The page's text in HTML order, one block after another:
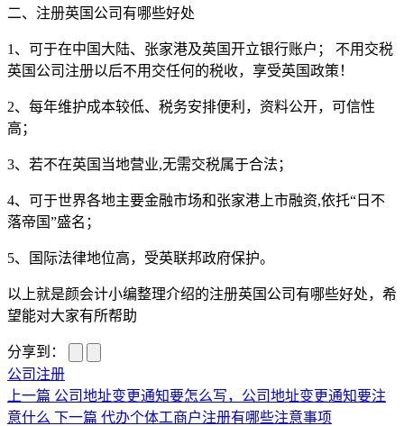
二、注册英国公司有哪些好处
1、可于在中国大陆、张家港及英国开立银行账户； 不用交税
英国公司注册以后不用交任何的税收，享受英国政策！
2、每年维护成本较低、税务安排便利，资料公开，可信性
高；
3、若不在英国当地营业,无需交税属于合法；
4、可于世界各地主要金融市场和张家港上市融资,依托“日不
落帝国”盛名；
5、国际法律地位高，受英联邦政府保护。
以上就是颜会计小编整理介绍的注册英国公司有哪些好处，希
望能对大家有所帮助
分享到：
公司注册
上一篇 公司地址变更通知要怎么写，公司地址变更通知要注
意什么 下一篇 代办个体工商户注册有哪些注意事项